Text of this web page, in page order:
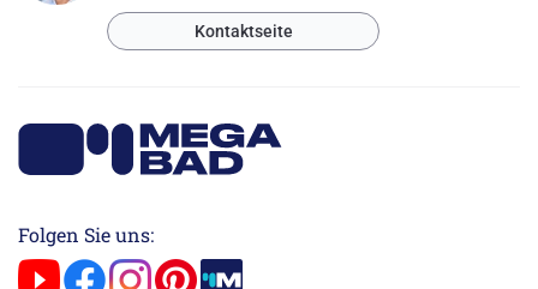
Kontaktseite
Folgen Sie uns: